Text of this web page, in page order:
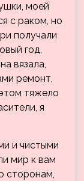
моей
с раком, но
получали
год,
вязала,
ремонт,
тяжело
я
и чистыми
мир к вам
сторонам,